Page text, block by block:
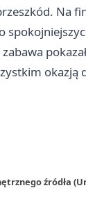
Na
okazją
źródła